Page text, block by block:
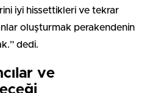
iyi hissettikleri ve tekrar
oluşturmak perakendenin
dedi.
ve